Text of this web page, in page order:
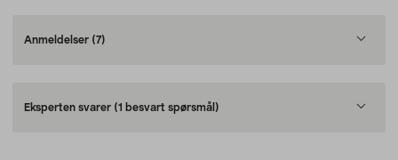
Anmeldelser (7)
Eksperten svarer (1 besvart spørsmål)